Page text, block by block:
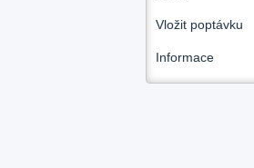
Vložit poptávku
Informace